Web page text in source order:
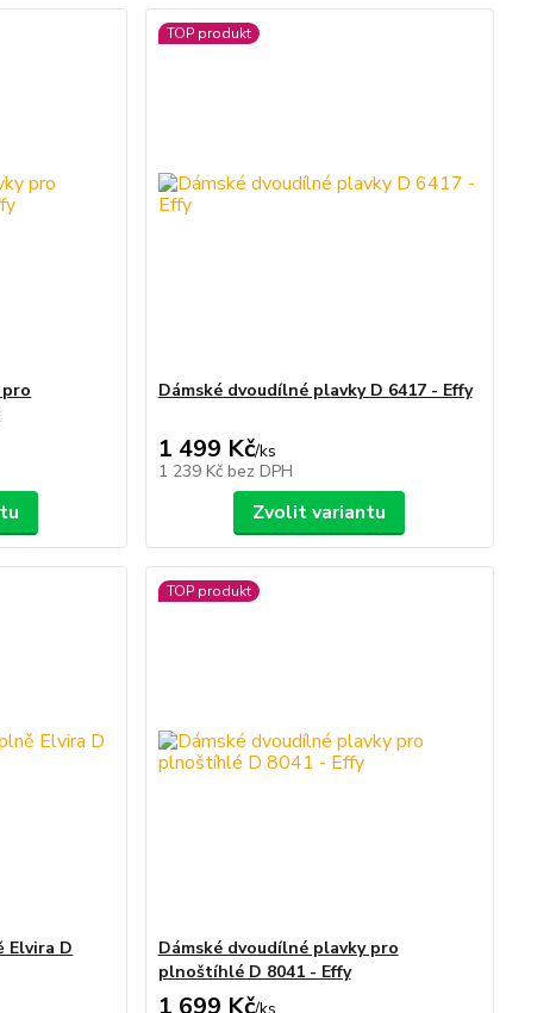
TOP produkt
Dámské dvoudílné plavky D 6417 - Effy
1 499 Kč/ks
1 239 Kč bez DPH
Zvolit variantu
Elvira D
TOP produkt
Dámské dvoudílné plavky pro
plnoštíhlé D 8041 - Effy
1 699 Kč